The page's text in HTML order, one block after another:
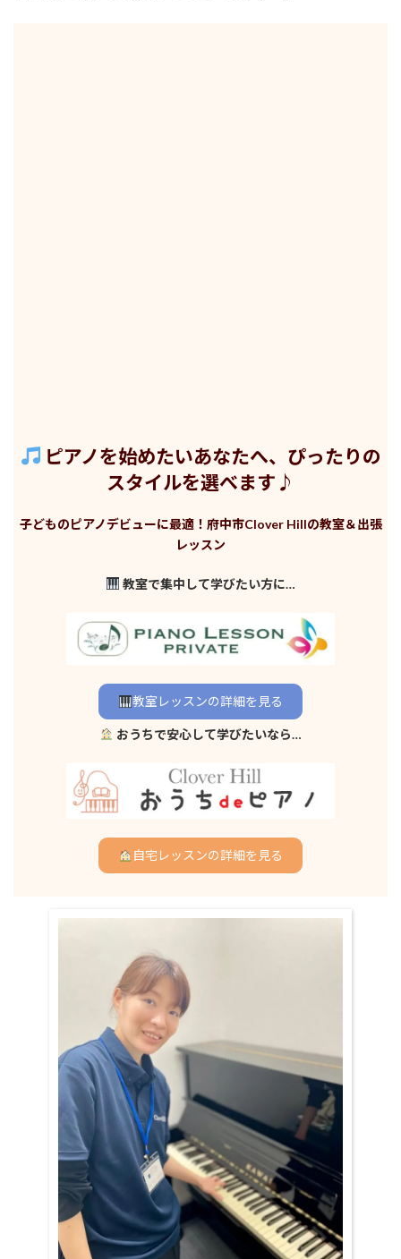
ピアノを始めたいあなたへ、ぴったりの
スタイルを選べます♪
子どものピアノデビューに最適！府中市Clover Hillの教室＆出張
レッスン
教室で集中して学びたい方に…
教室レッスンの詳細を見る
おうちで安心して学びたいなら…
自宅レッスンの詳細を見る